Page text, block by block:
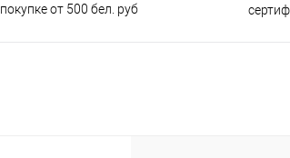
покупке от 500 бел. руб